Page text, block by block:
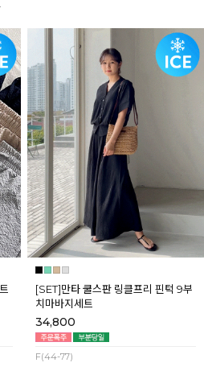
[SET]만타 쿨스판 링클프리 핀턱 9부
치마바지세트
34,800
F(44-77)